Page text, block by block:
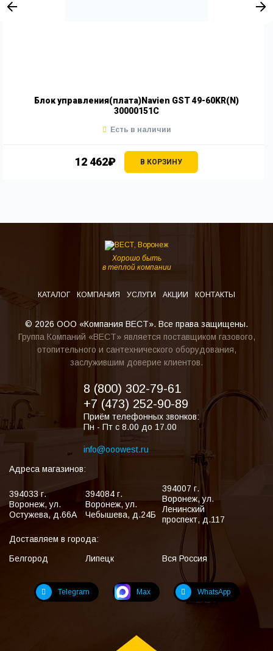
Блок управления(плата)Navien GST 49-60KR(N)
30000151C
12 462₽ В КОРЗИНУ
Есть в наличии
Хорошо быть
в теплой компании
КАТАЛОГ КОМПАНИЯ УСЛУГИ АКЦИИ КОНТАКТЫ
© 2026 ООО «Компания ВЕСТ». Все права защищены.
Группа Компаний «ВЕСТ» является поставщиком газового,
отопительного и сантехнического оборудования,
заслужившим доверие клиентов.
8 (800) 302-79-61
+7 (473) 252-90-89
Приём телефонных звонков:
Пн - Пт с 8.00 до 17.00
info@ooowest.ru
Адреса магазинов:
394033 г.
Воронеж,ул.
Остужева, д.66А
394084 г.
Воронеж,ул.
Чебышева, д.24Б
394007 г.
Воронеж,ул.
Ленинский
проспект, д.117
Доставляем в города:
Белгород
Липецк Вся Россия
Telegram Max WhatsApp